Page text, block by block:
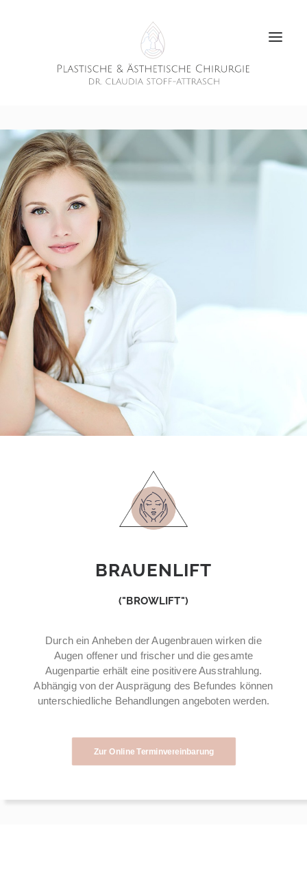
BRAUENLIFT
("BROWLIFT")
Durch ein Anheben der Augenbrauen wirken die
Augen offener und frischer und die gesamte
Augenpartie erhält eine positivere Ausstrahlung.
Abhängig von der Ausprägung des Befundes können
unterschiedliche Behandlungen angeboten werden.
Zur Online Terminvereinbarung